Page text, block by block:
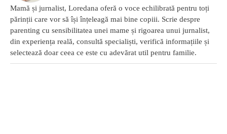
Mamă și jurnalist, Loredana oferă o voce echilibrată pentru toți
părinții care vor să își înțeleagă mai bine copiii. Scrie despre
parenting cu sensibilitatea unei mame și rigoarea unui jurnalist,
din experiența reală, consultă specialiști, verifică informațiile și
selectează doar ceea ce este cu adevărat util pentru familie.